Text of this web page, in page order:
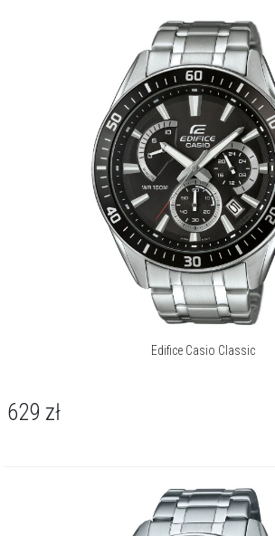
Edifice Casio Classic
629 zł